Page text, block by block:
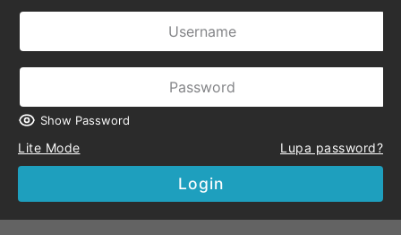
Show Password
Lite Mode Lupa password?
Login